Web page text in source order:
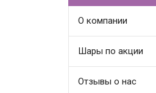
О компании
Шары по акции
Отзывы о нас